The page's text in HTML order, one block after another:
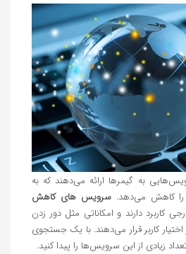
به گیمرها ارائه می‌دهند که به
را کاهش می‌دهد.سرویس های کاهش
کاربرد دارند و امکاناتی مثل دور زدن
کاربر قرار می‌دهند. با یک جستجوی
زیادی از این سرویس‌ها را پیدا کنید.